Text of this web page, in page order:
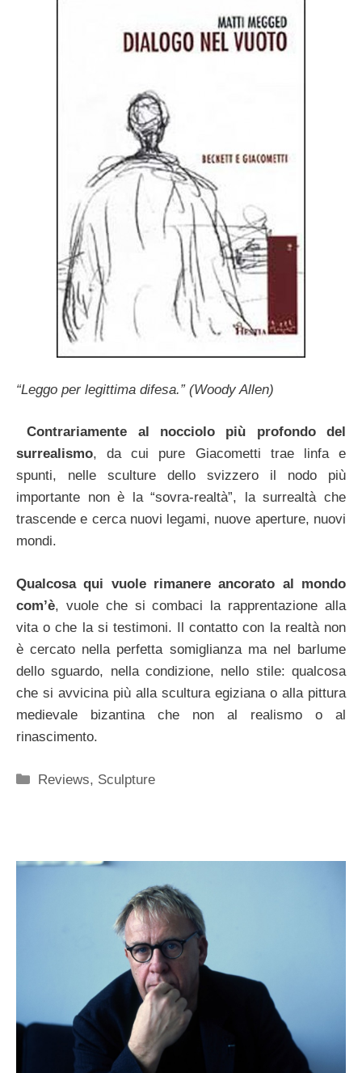
“Leggo per legittima difesa.” (Woody Allen)
Contrariamente al nocciolo più profondo del
surrealismo, da cui pure Giacometti trae linfa e
spunti, nelle sculture dello svizzero il nodo più
importante non è la “sovra-realtà”, la surrealtà che
trascende e cerca nuovi legami, nuove aperture, nuovi
mondi.
Qualcosa qui vuole rimanere ancorato al mondo
com’è, vuole che si combaci la rapprentazione alla
vita o che la si testimoni. Il contatto con la realtà non
è cercato nella perfetta somiglianza ma nel barlume
dello sguardo, nella condizione, nello stile: qualcosa
che si avvicina più alla scultura egiziana o alla pittura
medievale bizantina che non al realismo o al
rinascimento.
Categorie
Reviews, Sculpture